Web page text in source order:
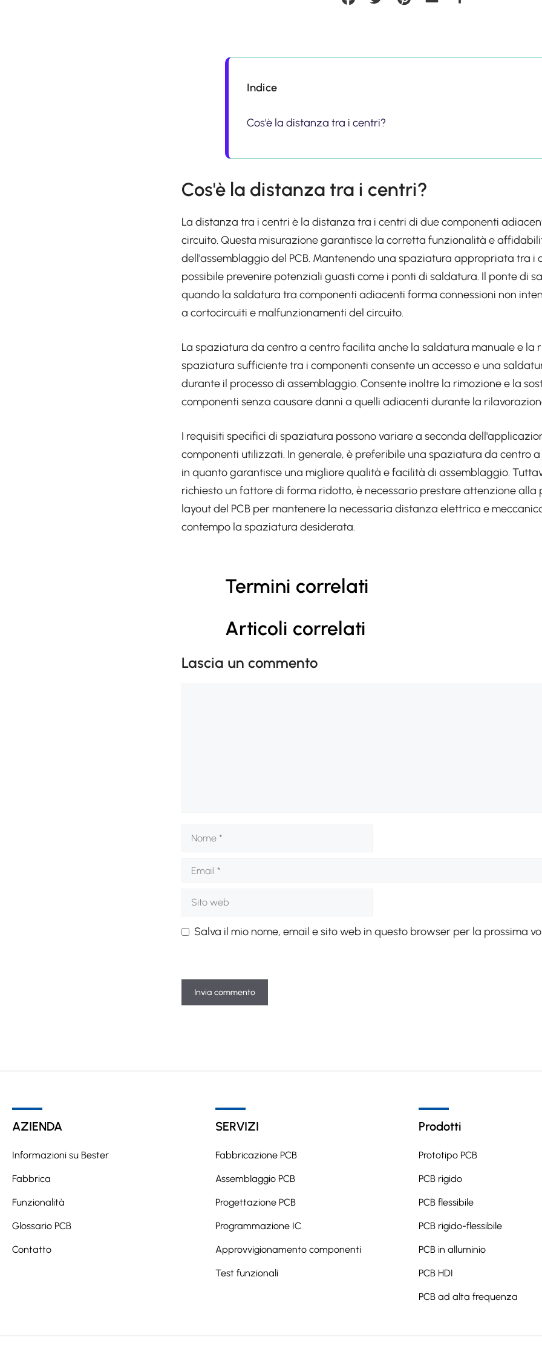
Indice
Cos'è la distanza tra i centri?
Cos'è la distanza tra i centri?
La distanza tra i centri è la distanza tra i centri di due componenti
circuito. Questa misurazione garantisce la corretta funzionalità e
dell'assemblaggio del PCB. Mantenendo una spaziatura appropriata tra i
possibile prevenire potenziali guasti come i ponti di saldatura. Il ponte di
quando la saldatura tra componenti adiacenti forma connessioni non
a cortocircuiti e malfunzionamenti del circuito.
La spaziatura da centro a centro facilita anche la saldatura manuale e la
spaziatura sufficiente tra i componenti consente un accesso e una
durante il processo di assemblaggio. Consente inoltre la rimozione e la
componenti senza causare danni a quelli adiacenti durante la
I requisiti specifici di spaziatura possono variare a seconda
componenti utilizzati. In generale, è preferibile una spaziatura da centro
in quanto garantisce una migliore qualità e facilità di assemblaggio.
richiesto un fattore di forma ridotto, è necessario prestare attenzione alla
layout del PCB per mantenere la necessaria distanza elettrica e
contempo la spaziatura desiderata.
Termini correlati
Articoli correlati
Lascia un commento
Nome
Email
Sito
Salva il mio nome, email e sito web in questo browser per la prossima
e
AZIENDA
Informazioni su Bester
Fabbrica
Funzionalità
Glossario PCB
Contatto
SERVIZI
Fabbricazione PCB
Assemblaggio PCB
Progettazione PCB
Programmazione IC
Approvvigionamento componenti
Test funzionali
Prodotti
Prototipo PCB
PCB rigido
PCB flessibile
PCB rigido-flessibile
PCB in alluminio
PCB HDI
PCB ad alta frequenza